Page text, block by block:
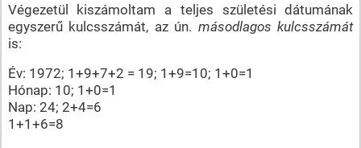
Végezetül kiszámoltam a teljes születési dátumának
egyszerű kulcsszámát, az ún. másodlagos kulcsszámát
is:
Év: 1972; 1+9+7+2 = 19; 1+9=10; 1+0=1
Hónap: 10; 1+0=1
Nap: 24; 2+4=6
1+1+6=8